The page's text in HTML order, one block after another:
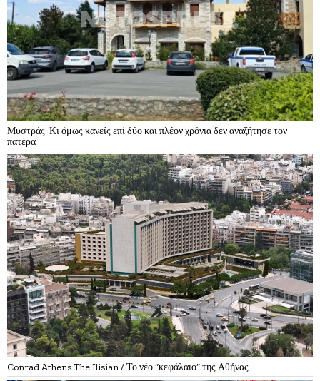
Μυστράς: Κι όμως κανείς επί δύο και πλέον χρόνια δεν αναζήτησε τον
πατέρα
Conrad Athens The Ilisian / Το νέο “κεφάλαιο” της Αθήνας